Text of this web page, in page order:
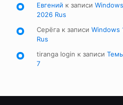
Евгений к записи
2026 Rus
Серёга к записи Windows
Rus
tiranga login к записи
7